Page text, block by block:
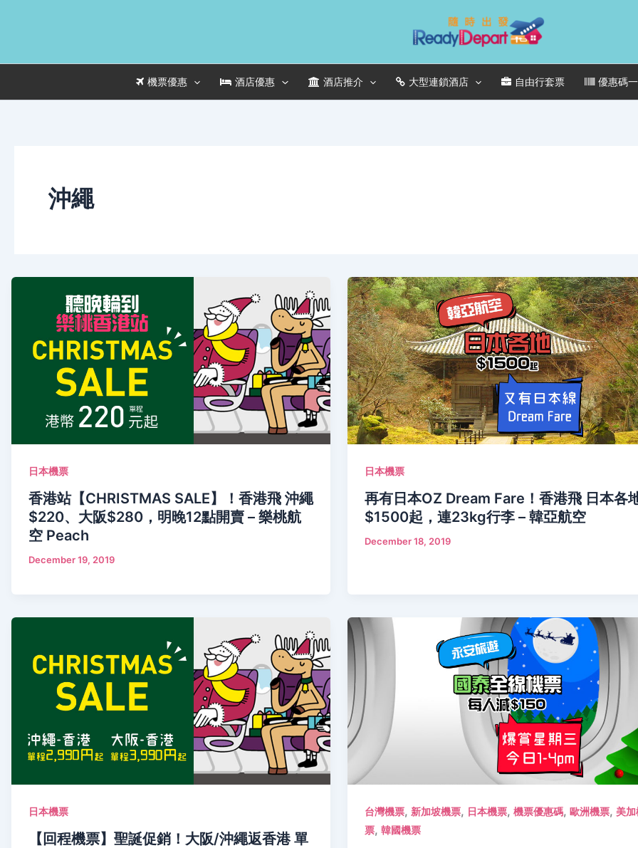
機票優惠 酒店優惠 酒店推介 大型連鎖酒店 自由行套票 優惠碼
沖繩
日本機票
香港站【CHRISTMAS SALE】！香港飛 沖繩
$220、大阪$280，明晚12點開賣 – 樂桃航
空 Peach
December 19, 2019
日本機票
再有日本OZ Dream Fare！香港飛 日本各
$1500起，連23kg行李 – 韓亞航空
December 18, 2019
日本機票
【回程機票】聖誕促銷！大阪/沖繩返香港 單
台灣機票,新加坡機票, 日本機票,機票優惠碼,歐洲機票,美
票,韓國機票